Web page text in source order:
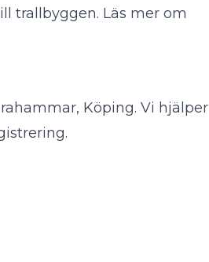
trallbyggen. Läs mer om
Köping. Vi hjälper